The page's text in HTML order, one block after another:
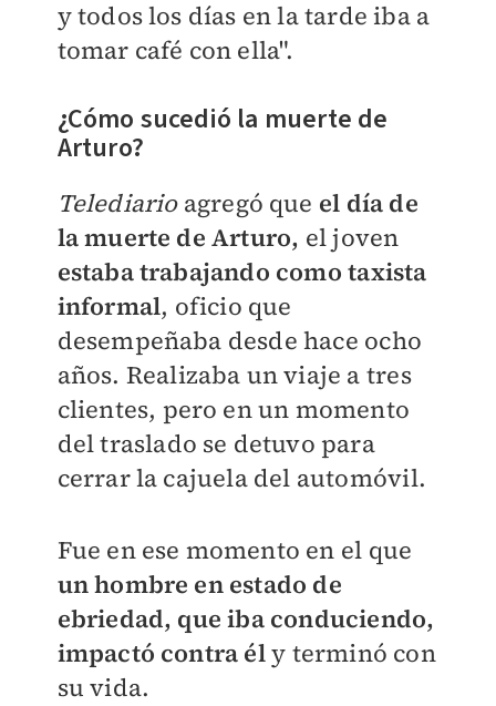
y todos los días en la tarde iba a
tomar café con ella".
¿Cómo sucedió la muerte de
Arturo?
Telediarioagregó que el día de
la muerte de Arturo, el joven
estaba trabajando como taxista
informal, oficio que
desempeñaba desde hace ocho
años. Realizaba un viaje a tres
clientes, pero en un momento
del traslado se detuvo para
cerrar la cajuela del automóvil.
Fue en ese momento en el que
un hombre en estado de
ebriedad, que iba conduciendo,
impactó contra ély terminó con
su vida.